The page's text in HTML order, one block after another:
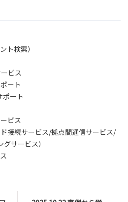
ト検索）
ビス
ート
ート
ビス
ド接続サービス/拠点間通信サービス/
サービス）